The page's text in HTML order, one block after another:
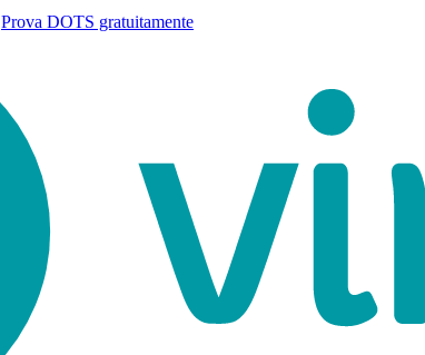
Prova DOTS gratuitamente